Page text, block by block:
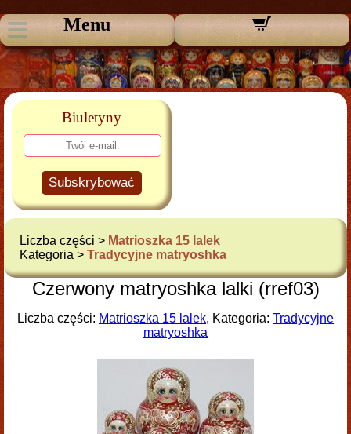
Menu
Biuletyny
Subskrybować
Liczba części > Matrioszka 15 lalek
Kategoria > Tradycyjne matryoshka
Czerwony matryoshka lalki (rref03)
Liczba części: Matrioszka 15 lalek, Kategoria: Tradycyjne
matryoshka